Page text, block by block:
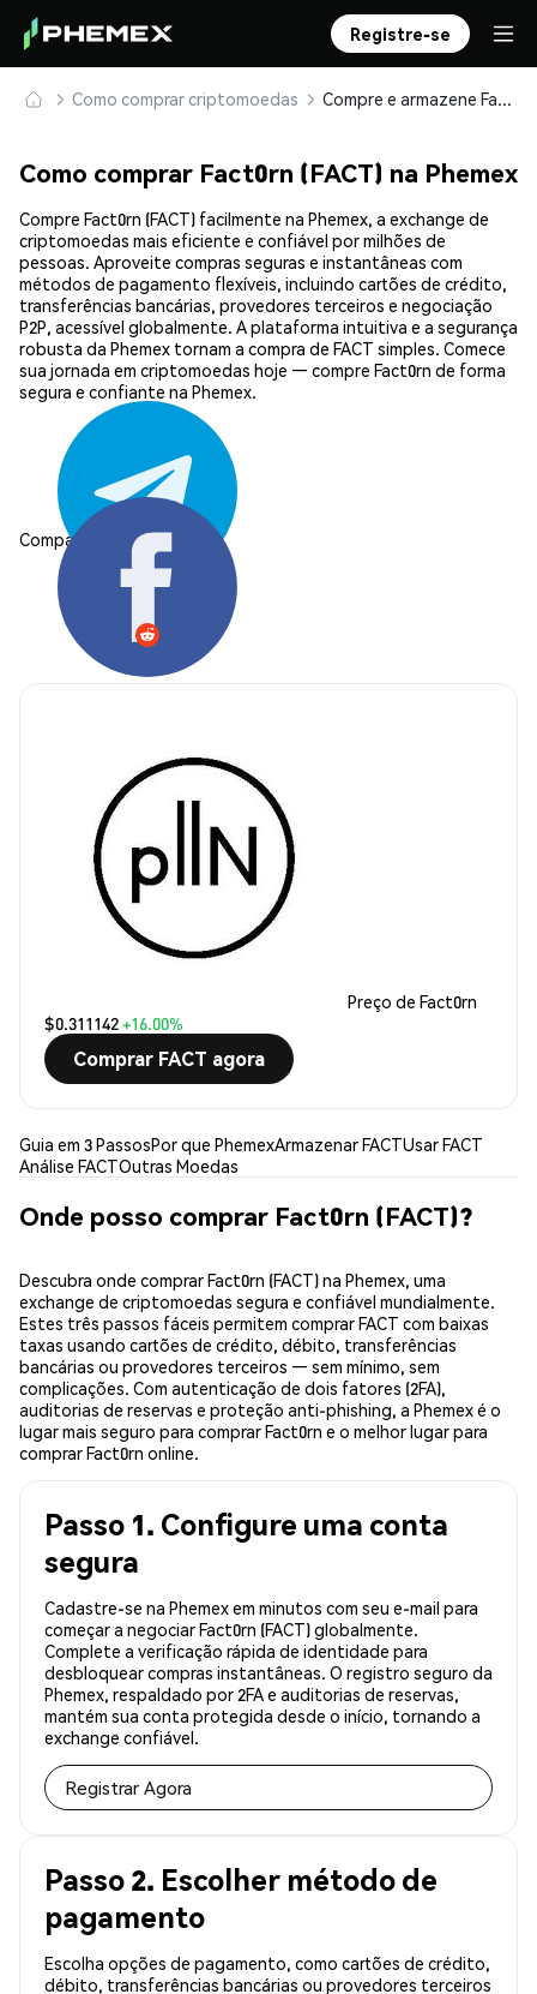
Registre-se
Como comprar criptomoedas Compre e armazene Fact0rn (FACT) com segurança
Como comprar Fact0rn (FACT) na Phemex
Compre Fact0rn (FACT) facilmente na Phemex, a exchange de
criptomoedas mais eficiente e confiável por milhões de
pessoas. Aproveite compras seguras e instantâneas com
métodos de pagamento flexíveis, incluindo cartões de crédito,
transferências bancárias, provedores terceiros e negociação
P2P, acessível globalmente. A plataforma intuitiva e a segurança
robusta da Phemex tornam a compra de FACT simples. Comece
sua jornada em criptomoedas hoje — compre Fact0rn de forma
segura e confiante na Phemex.
Compartilhar:
Preço de Fact0rn
$0.311142+16.00%
Comprar FACT agora
Guia em 3 PassosPor que PhemexArmazenar FACTUsar FACT
Análise FACTOutras Moedas
Onde posso comprar Fact0rn (FACT)?
Descubra onde comprar Fact0rn (FACT) na Phemex, uma
exchange de criptomoedas segura e confiável mundialmente.
Estes três passos fáceis permitem comprar FACT com baixas
taxas usando cartões de crédito, débito, transferências
bancárias ou provedores terceiros — sem mínimo, sem
complicações. Com autenticação de dois fatores (2FA),
auditorias de reservas e proteção anti-phishing, a Phemex é o
lugar mais seguro para comprar Fact0rn e o melhor lugar para
comprar Fact0rn online.
Passo 1. Configure uma conta
segura
Cadastre-se na Phemex em minutos com seu e-mail para
começar a negociar Fact0rn (FACT) globalmente.
Complete a verificação rápida de identidade para
desbloquear compras instantâneas. O registro seguro da
Phemex, respaldado por 2FA e auditorias de reservas,
mantém sua conta protegida desde o início, tornando a
exchange confiável.
Registrar Agora
Passo 2. Escolher método de
pagamento
Escolha opções de pagamento, como cartões de crédito,
débito, transferências bancárias ou provedores terceiros